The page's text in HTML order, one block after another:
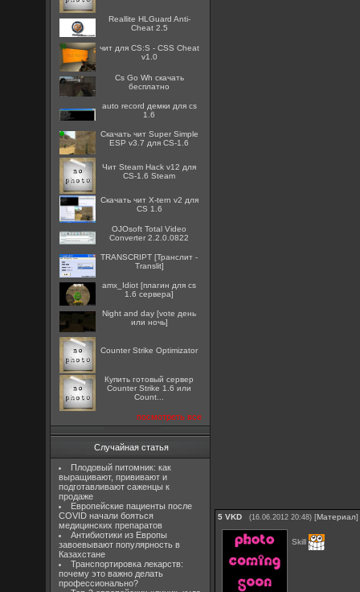
Reallite HLGuard Anti-
Cheat 2.5
чит для CS:S - CSS Cheat
v1.0
Cs Go Wh скачать
бесплатно
auto record демки для cs
1.6
Скачать чит Super Simple
ESP v3.7 для CS-1.6
Чит Steam Hack v12 для
CS-1.6 Steam
Скачать чит X-tern v2 для
CS 1.6
OJOsoft Total Video
Converter 2.2.0.0822
TRANSCRIPT [Транслит -
Translit]
amx_Idiot [плагин для cs
1.6 сервера]
Night and day [vote день
или ночь]
Counter Strike Optimizator
Купить готовый сервер
Counter Strike 1.6 или
Count...
посмотреть все
Случайная статья
Плодовый питомник: как
выращивают, прививают и
подготавливают саженцы к
продаже
Европейские пациенты после
COVID начали бояться
медицинских препаратов
Антибиотики из Европы
завоевывают популярность в
Казахстане
Транспортировка лекарств:
почему это важно делать
профессионально?
5 VKD (16.06.2012 20:48) [Материал]
Skill